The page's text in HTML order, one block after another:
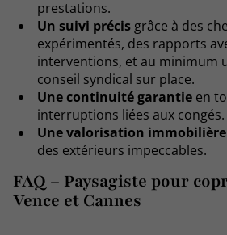
prestations.
Un suivi précisgrâce à des
expérimentés, des rapports
interventions, et au minimum
conseil syndical sur place.
Une continuité garantieen
interruptions liées aux congés.
Une valorisation immobilière
des extérieurs impeccables.
FAQ – Paysagiste pour
Vence et Cannes